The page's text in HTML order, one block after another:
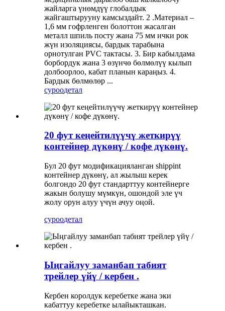
жайларга үнөмдүү глобалдык
жайгаштырууну камсыздайт. 2 .Материал –
1,6 мм гофрленген болоттон жасалган
металл шпиль посту жана 75 мм ички рок
жүн изоляциясы, бардык тарабына
орнотулган PVC тактасы. 3. Бир кабылдама
борбордук жана 3 өзүнчө бөлмөлүү кылып
долбоорлоо, кабат планын караңыз. 4.
Бардык бөлмөлөр ...
суроодетал
20 фут кеңейтилүүчү жеткирүү
контейнер дүкөнү / кофе дүкөнү.
Бул 20 фут модификацияланган shippint
контейнер дүкөнү, ал жылыш керек
болгондо 20 фут стандарттуу контейнерге
жакын болушу мүмкүн, ошондой эле үч
жолу орун алуу үчүн ачуу оңой.
суроодетал
Ыңгайлуу заманбап табият
трейлер үйү / кербен .
Кербен королдук керебетке жана эки
кабаттуу керебетке ылайыкташкан.